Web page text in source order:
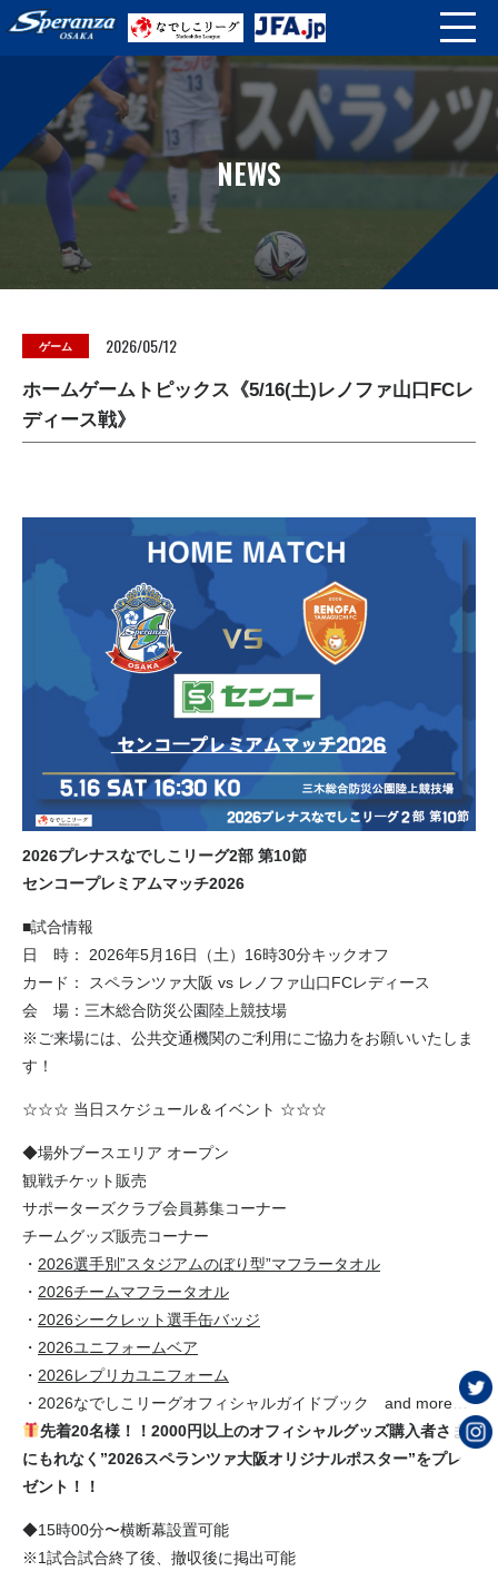
NEWS
ゲーム 2026/05/12
ホームゲームトピックス《5/16(土)レノファ山口FCレ
ディース戦》
2026プレナスなでしこリーグ2部 第10節
センコープレミアムマッチ2026
■試合情報
日 時： 2026年5月16日（土）16時30分キックオフ
カード： スペランツァ大阪 vs レノファ山口FCレディース
会 場：三木総合防災公園陸上競技場
※ご来場には、公共交通機関のご利用にご協力をお願いいたしま
す！
☆☆☆ 当日スケジュール＆イベント ☆☆☆
◆場外ブースエリア オープン
観戦チケット販売
サポーターズクラブ会員募集コーナー
チームグッズ販売コーナー
・ 2026選手別”スタジアムのぼり型”マフラータオル
・ 2026チームマフラータオル
・ 2026シークレット選手缶バッジ
・ 2026ユニフォームベア
・ 2026レプリカユニフォーム
・2026なでしこリーグオフィシャルガイドブック and more…
先着20名様！！2000円以上のオフィシャルグッズ購入者さま
にもれなく”2026スペランツァ大阪オリジナルポスター”をプレ
ゼント！！
◆15時00分〜横断幕設置可能
※1試合試合終了後、撤収後に掲出可能